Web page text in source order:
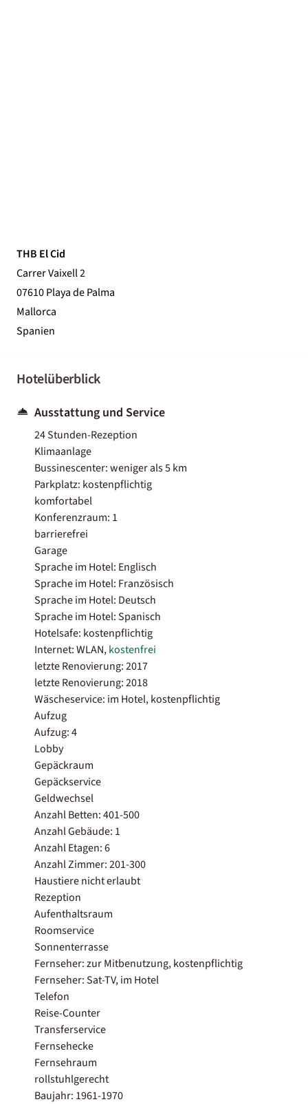
THB El Cid
Carrer Vaixell 2
07610 Playa de Palma
Mallorca
Spanien
Hotelüberblick
Ausstattung und Service
24 Stunden-Rezeption
Klimaanlage
Bussinescenter: weniger als 5 km
Parkplatz: kostenpflichtig
komfortabel
Konferenzraum: 1
barrierefrei
Garage
Sprache im Hotel: Englisch
Sprache im Hotel: Französisch
Sprache im Hotel: Deutsch
Sprache im Hotel: Spanisch
Hotelsafe: kostenpflichtig
Internet: WLAN,kostenfrei
letzte Renovierung: 2017
letzte Renovierung: 2018
Wäscheservice: im Hotel, kostenpflichtig
Aufzug
Aufzug: 4
Lobby
Gepäckraum
Gepäckservice
Geldwechsel
Anzahl Betten: 401-500
Anzahl Gebäude: 1
Anzahl Etagen: 6
Anzahl Zimmer: 201-300
Haustiere nicht erlaubt
Rezeption
Aufenthaltsraum
Roomservice
Sonnenterrasse
Fernseher: zur Mitbenutzung, kostenpflichtig
Fernseher: Sat-TV, im Hotel
Telefon
Reise-Counter
Transferservice
Fernsehecke
Fernsehraum
rollstuhlgerecht
Baujahr: 1961-1970